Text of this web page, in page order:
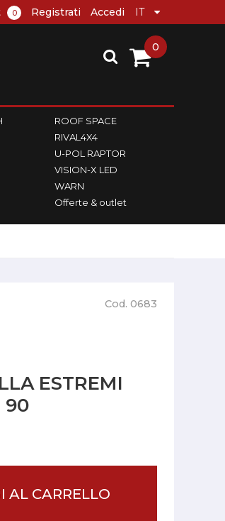
0 Registrati Accedi
ROOF SPACE
RIVAL4X4
U-POL RAPTOR
VISION-X LED
WARN
Offerte & outlet
0
Cod. 0683
ESTREMI
90
AL CARRELLO